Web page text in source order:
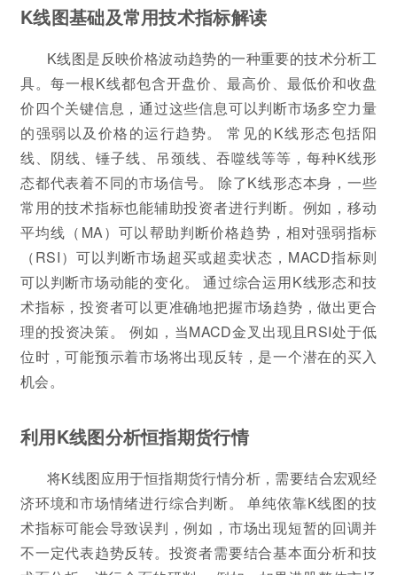
K线图基础及常用技术指标解读
K线图是反映价格波动趋势的一种重要的技术分析工
具。每一根K线都包含开盘价、最高价、最低价和收盘
价四个关键信息，通过这些信息可以判断市场多空力量
的强弱以及价格的运行趋势。 常见的K线形态包括阳
线、阴线、锤子线、吊颈线、吞噬线等等，每种K线形
态都代表着不同的市场信号。 除了K线形态本身，一些
常用的技术指标也能辅助投资者进行判断。例如，移动
平均线（MA）可以帮助判断价格趋势，相对强弱指标
（RSI）可以判断市场超买或超卖状态，MACD指标则
可以判断市场动能的变化。 通过综合运用K线形态和技
术指标，投资者可以更准确地把握市场趋势，做出更合
理的投资决策。 例如，当MACD金叉出现且RSI处于低
位时，可能预示着市场将出现反转，是一个潜在的买入
机会。
利用K线图分析恒指期货行情
将K线图应用于恒指期货行情分析，需要结合宏观经
济环境和市场情绪进行综合判断。 单纯依靠K线图的技
术指标可能会导致误判，例如，市场出现短暂的回调并
不一定代表趋势反转。投资者需要结合基本面分析和技